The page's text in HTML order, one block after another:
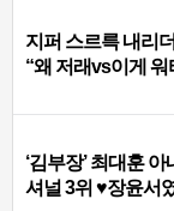
지퍼 스르륵 내리
“왜 저래vs이게 워
‘김부장’ 최대훈
셔널 3위 ♥장윤서